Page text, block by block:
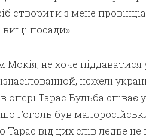
створити з мене
посади».
не хоче піддаватися
нєжелі
опері Тарас Бульба
Гоголь був
від цих слів ледве не